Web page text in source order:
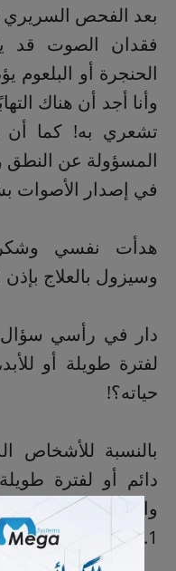
بعد الفحص السريري
فقدان الصوت قد
الحنجرة أو البلعوم
وأنا أجد أن هناك
تشعري به! كما أن
المسؤولة عن النطق
في إصدار الأصوات
هدأت نفسي
وسيزول بالعلاج بإذن
دار في رأسي
لفترة طويلة أو
حياته؟!
بالنسبة للأشخاص
دائم أو لفترة
والتفاعل مع الآخرين:
1. استخدام لوحة الكتابة أو الكمبيوتر: